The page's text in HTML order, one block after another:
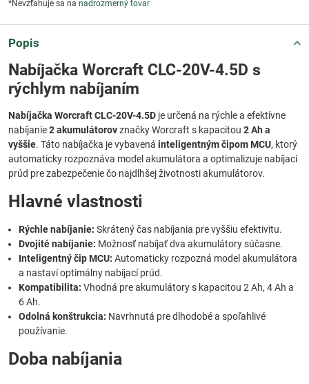
*Nevzťahuje sa na nadrozmerný tovar
Popis
Nabíjačka Worcraft CLC-20V-4.5D s
rýchlym nabíjaním
Nabíjačka Worcraft CLC-20V-4.5D je určená na rýchle a efektívne
nabíjanie2 akumulátorovznačky Worcraft s kapacitou 2 Ah a
vyššie. Táto nabíjačka je vybavená inteligentným čipom MCU, ktorý
automaticky rozpoznáva model akumulátora a optimalizuje nabíjací
prúd pre zabezpečenie čo najdlhšej životnosti akumulátorov.
Hlavné vlastnosti
Rýchle nabíjanie: Skrátený čas nabíjania pre vyššiu efektivitu.
Dvojité nabíjanie: Možnosť nabíjať dva akumulátory súčasne.
Inteligentný čip MCU: Automaticky rozpozná model akumulátora
a nastaví optimálny nabíjací prúd.
Kompatibilita: Vhodná pre akumulátory s kapacitou 2 Ah, 4 Ah a
6 Ah.
Odolná konštrukcia: Navrhnutá pre dlhodobé a spoľahlivé
používanie.
Doba nabíjania